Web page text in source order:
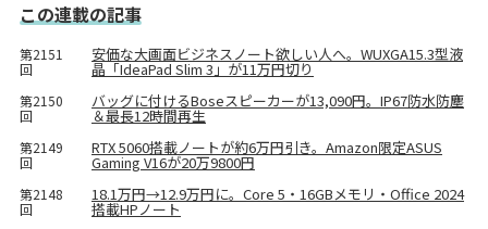
この連載の記事
第2151
回
安価な大画面ビジネスノート欲しい人へ。WUXGA15.3型液
晶「IdeaPad Slim 3」が11万円切り
第2150
回
バッグに付けるBoseスピーカーが13,090円。IP67防水防塵
＆最長12時間再生
第2149
回
RTX 5060搭載ノートが約6万円引き。Amazon限定ASUS
Gaming V16が20万9800円
第2148
回
18.1万円→12.9万円に。Core 5・16GBメモリ・Office 2024
搭載HPノート